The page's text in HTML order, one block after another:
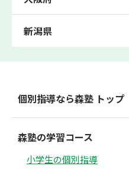
新潟県
個別指導なら森塾 トップ
森塾の学習コース
小学生の個別指導